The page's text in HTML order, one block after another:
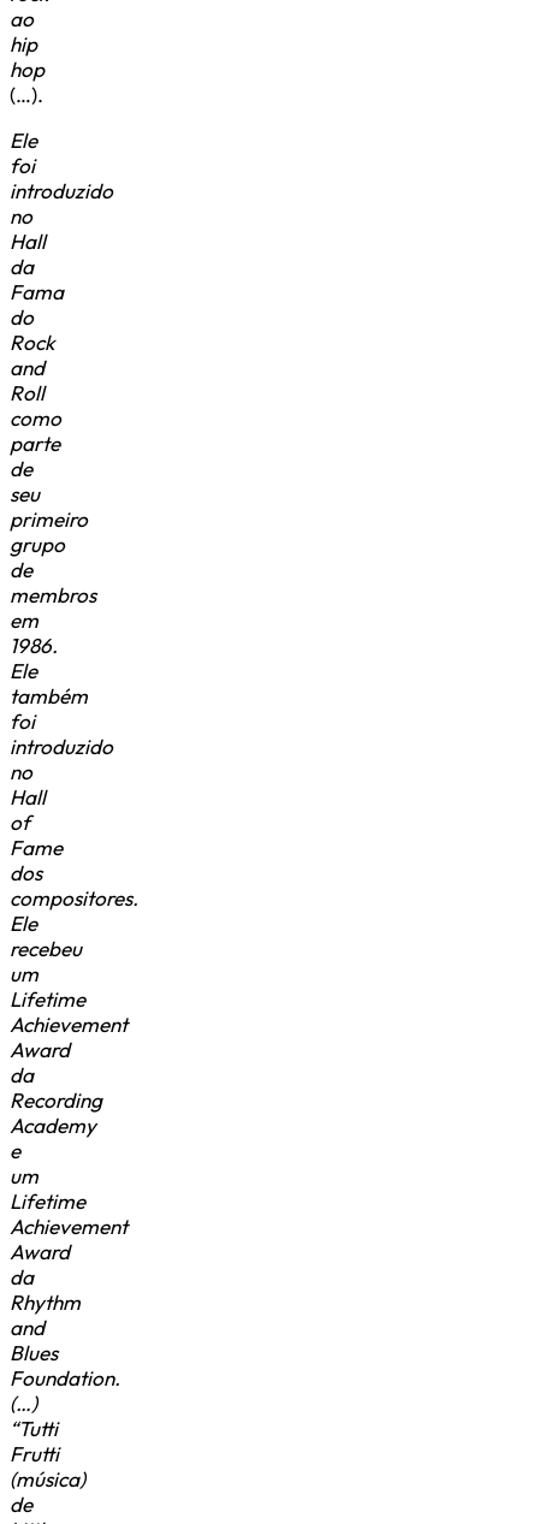
ao
hip
hop
(…).
Ele
foi
introduzido
no
Hall
da
Fama
do
Rock
and
Roll
como
parte
de
seu
primeiro
grupo
de
membros
em
1986.
Ele
também
foi
introduzido
no
Hall
of
Fame
dos
compositores.
Ele
recebeu
um
Lifetime
Achievement
Award
da
Recording
Academy
e
um
Lifetime
Achievement
Award
da
Rhythm
and
Blues
Foundation.
(…)
“Tutti
Frutti
(música)
de